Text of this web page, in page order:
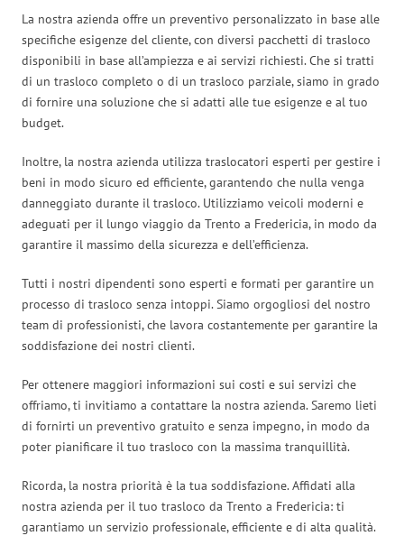
La nostra azienda offre un preventivo personalizzato in base alle
specifiche esigenze del cliente, con diversi pacchetti di trasloco
disponibili in base all’ampiezza e ai servizi richiesti. Che si tratti
di un trasloco completo o di un trasloco parziale, siamo in grado
di fornire una soluzione che si adatti alle tue esigenze e al tuo
budget.
Inoltre, la nostra azienda utilizza traslocatori esperti per gestire i
beni in modo sicuro ed efficiente, garantendo che nulla venga
danneggiato durante il trasloco. Utilizziamo veicoli moderni e
adeguati per il lungo viaggio da Trento a Fredericia, in modo da
garantire il massimo della sicurezza e dell’efficienza.
Tutti i nostri dipendenti sono esperti e formati per garantire un
processo di trasloco senza intoppi. Siamo orgogliosi del nostro
team di professionisti, che lavora costantemente per garantire la
soddisfazione dei nostri clienti.
Per ottenere maggiori informazioni sui costi e sui servizi che
offriamo, ti invitiamo a contattare la nostra azienda. Saremo lieti
di fornirti un preventivo gratuito e senza impegno, in modo da
poter pianificare il tuo trasloco con la massima tranquillità.
Ricorda, la nostra priorità è la tua soddisfazione. Affidati alla
nostra azienda per il tuo trasloco da Trento a Fredericia: ti
garantiamo un servizio professionale, efficiente e di alta qualità.